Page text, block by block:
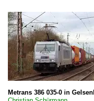
Wien
Wien Praterkai /
E-Loks
BR 1042
Regional- und
Metrans 386 035-0 in